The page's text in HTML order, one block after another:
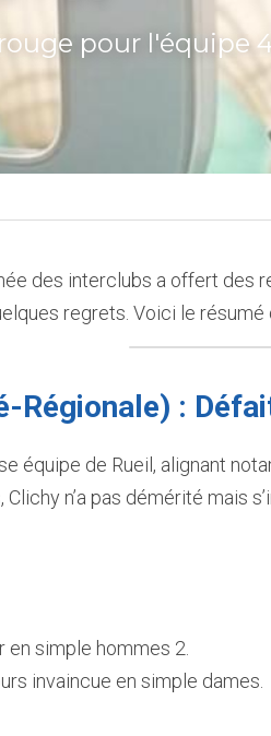
pour l'équipe
des interclubs a offert des
regrets. Voici le résumé
Régionale) :
équipe de Rueil, alignant
Clichy n’a pas démérité mais
en simple hommes 2.
invaincue en simple dames.